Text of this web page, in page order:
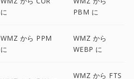
に
PBM に
WMZ から PPM
に
WMZ から
WEBP に
WMZ から FTS